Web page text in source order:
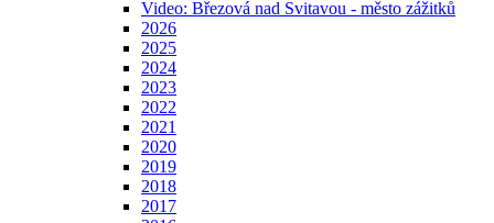
Video: Březová nad Svitavou - město zážitků
2026
2025
2024
2023
2022
2021
2020
2019
2018
2017